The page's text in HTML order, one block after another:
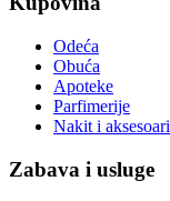
Odeća
Obuća
Apoteke
Parfimerije
Nakit i aksesoari
Zabava i usluge